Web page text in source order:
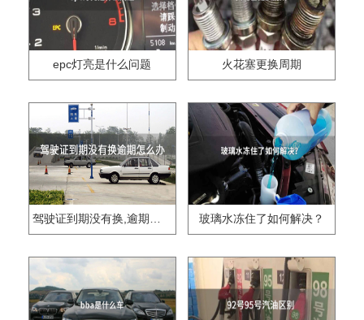
epc灯亮是什么问题 火花塞更换周期
驾驶证到期没有换,逾期怎么办?? 玻璃水冻住了如何解决？